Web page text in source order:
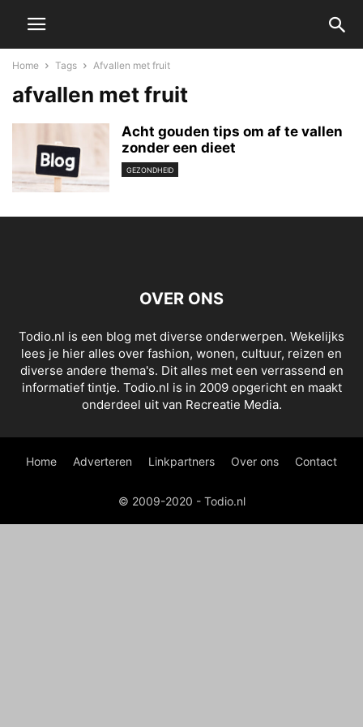
Home Tags Afvallen met fruit
afvallen met fruit
Acht gouden tips om af te vallen
zonder een dieet
GEZONDHEID
OVER ONS
Todio.nl is een blog met diverse onderwerpen. Wekelijks
lees je hier alles over fashion, wonen, cultuur, reizen en
diverse andere thema's. Dit alles met een verrassend en
informatief tintje. Todio.nl is in 2009 opgericht en maakt
onderdeel uit van Recreatie Media.
Home Adverteren Linkpartners Over ons Contact
© 2009-2020 - Todio.nl